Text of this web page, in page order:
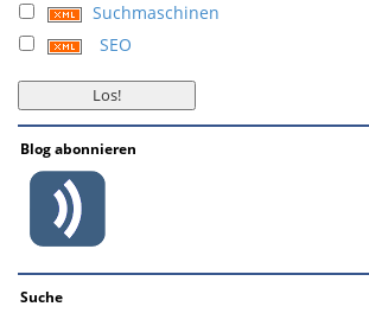
Suchmaschinen
SEO
Blog abonnieren
Suche